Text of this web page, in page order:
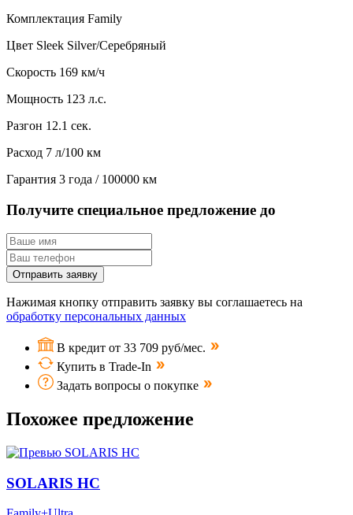
Комплектация Family
Цвет Sleek Silver/Серебряный
Скорость 169 км/ч
Мощность 123 л.с.
Разгон 12.1 сек.
Расход 7 л/100 км
Гарантия 3 года / 100000 км
Получите специальное предложение до
Отправить заявку
Нажимая кнопку отправить заявку вы соглашаетесь на
обработку персональных данных
В кредит от 33 709 руб/мес.
Купить в Trade-In
Задать вопросы о покупке
Похожее предложение
SOLARIS HC